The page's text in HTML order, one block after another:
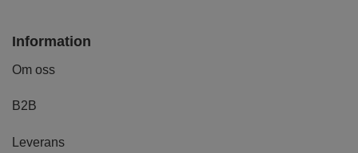
Information
Om oss
B2B
Leverans